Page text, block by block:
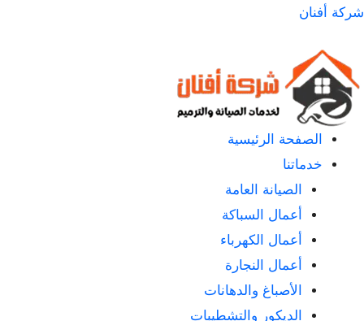
التجاوز
المحتوى
شركة أفنان
الصفحة الرئيسية
خدماتنا
الصيانة العامة
أعمال السباكة
أعمال الكهرباء
أعمال النجارة
الأصباغ والدهانات
الديكور والتشطيبات